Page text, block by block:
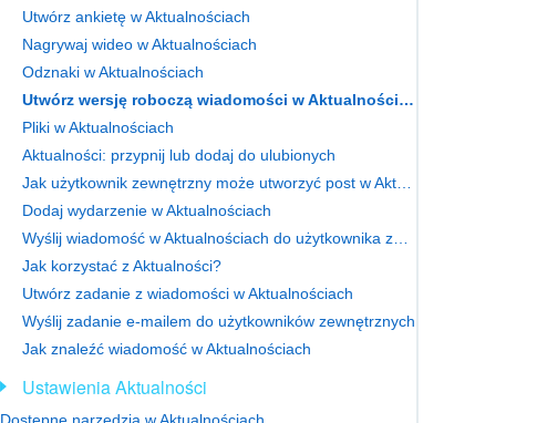
Utwórz ankietę w Aktualnościach
Nagrywaj wideo w Aktualnościach
Odznaki w Aktualnościach
Utwórz wersję roboczą wiadomości w Aktualnościach
Pliki w Aktualnościach
Aktualności: przypnij lub dodaj do ulubionych
Dodaj wydarzenie w Aktualnościach
Jak korzystać z Aktualności?
Utwórz zadanie z wiadomości w Aktualnościach
Wyślij zadanie e-mailem do użytkowników zewnętrznych
Jak znaleźć wiadomość w Aktualnościach
Ustawienia Aktualności